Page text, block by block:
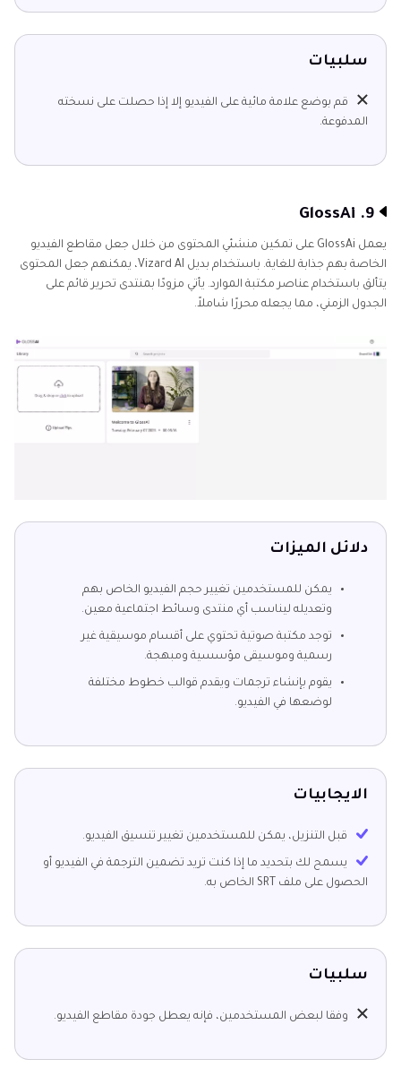
سلبيات
قم بوضع علامة مائية على الفيديو إلا إذا حصلت على نسخته
المدفوعة.
9. GlossAi
يعمل GlossAi على تمكين منشئي المحتوى من خلال جعل مقاطع الفيديو
الخاصة بهم جذابة للغاية. باستخدام بديل Vizard AI، يمكنهم جعل المحتوى
يتألق باستخدام عناصر مكتبة الموارد. يأتي مزودًا بمنتدى تحرير قائم على
الجدول الزمني، مما يجعله محررًا شاملاً.
دلائل الميزات
يمكن للمستخدمين تغيير حجم الفيديو الخاص بهم
وتعديله ليناسب أي منتدى وسائط اجتماعية معين.
توجد مكتبة صوتية تحتوي على أقسام موسيقية غير
رسمية وموسيقى مؤسسية ومبهجة.
يقوم بإنشاء ترجمات ويقدم قوالب خطوط مختلفة
لوضعها في الفيديو.
الايجابيات
قبل التنزيل، يمكن للمستخدمين تغيير تنسيق الفيديو.
يسمح لك بتحديد ما إذا كنت تريد تضمين الترجمة في الفيديو أو
الحصول على ملف SRT الخاص به.
سلبيات
وفقا لبعض المستخدمين، فإنه يعطل جودة مقاطع الفيديو.